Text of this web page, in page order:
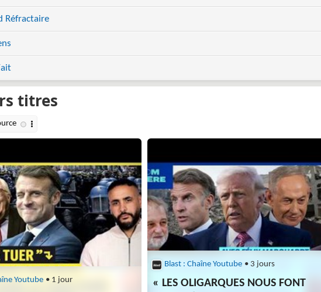
Réfractaire
Youtube • 1 jour
Blast : Chaîne Youtube • 3 jours
« LES OLIGARQUES NOUS FONT